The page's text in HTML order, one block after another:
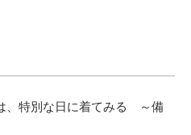
、特別な日に着てみる ～備